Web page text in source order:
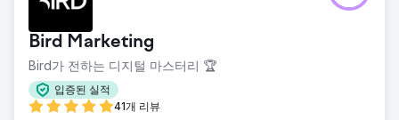
Bird Marketing
Bird가 전하는 디지털 마스터리 🏆
입증된 실적
41개 리뷰